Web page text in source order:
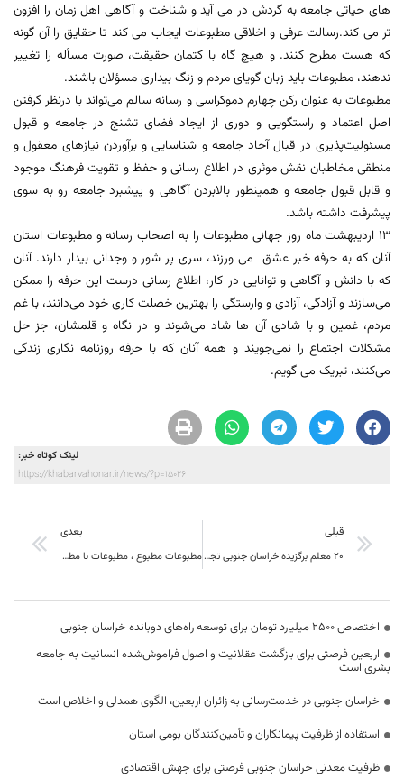
های حیاتی جامعه به گردش در می آید و شناخت و آگاهی اهل زمان را افزون
تر می کند.رسالت عرفی و اخلاقی مطبوعات ایجاب می کند تا حقایق را آن گونه
که هست مطرح کنند. و هیچ گاه با کتمان حقیقت، صورت مسأله را تغییر
ندهند، مطبوعات باید زبان گویای مردم و زنگ بیداری مسؤلان باشند.
مطبوعات به عنوان رکن چهارم دموکراسی و رسانه سالم می‌تواند با درنظر گرفتن
اصل اعتماد و راستگویی و دوری از ایجاد فضای تشنج در جامعه و قبول
مسئولیت‌پذیری در قبال آحاد جامعه و شناسایی و برآوردن نیازهای معقول و
منطقی مخاطبان نقش موثری در اطلاع رسانی و حفظ و تقویت فرهنگ موجود
و قابل قبول جامعه و همینطور بالابردن آگاهی و پیشبرد جامعه رو به سوی
پیشرفت داشته باشد.
١٣ اردیبهشت ماه روز جهانی مطبوعات را به اصحاب رسانه و مطبوعات استان
آنان که به حرفه خبر عشق می ورزند، سری پر شور و وجدانی بیدار دارند. آنان
که با دانش و آگاهی و توانایی در کار، اطلاع رسانی درست این حرفه را ممکن
می‌سازند و آزادگی، آزادی و وارستگی را بهترین خصلت کاری خود می‌دانند، با غم
مردم، غمین و با شادی آن ها شاد می‌شوند و در نگاه و قلمشان، جز حل
مشکلات اجتماع را نمی‌جویند و همه آنان که با حرفه روزنامه نگاری زندگی
می‌کنند، تبریک می گویم.
لینک کوتاه خبر:
https://khabarvahonar.ir/news/?p=15026
قبلی
۲۰ معلم برگزیده خراسان جنوبی تجلیل می شوند
بعدی
مطبوعات مطبوع ، مطبوعات نا مطبوع
اختصاص 2500 میلیارد تومان برای توسعه راه‌های دوبانده خراسان جنوبی
اربعین فرصتی برای بازگشت عقلانیت و اصول فراموش‌شده انسانیت به جامعه
بشری است
خراسان جنوبی در خدمت‌رسانی به زائران اربعین، الگوی همدلی و اخلاص است
استفاده از ظرفیت پیمانکاران و تأمین‌کنندگان بومی استان
ظرفیت معدنی خراسان جنوبی فرصتی برای جهش اقتصادی